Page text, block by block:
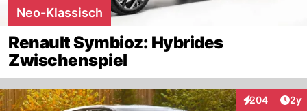
Neo-Klassisch
Renault Symbioz: Hybrides
Zwischenspiel
204
Interaktionen
2y